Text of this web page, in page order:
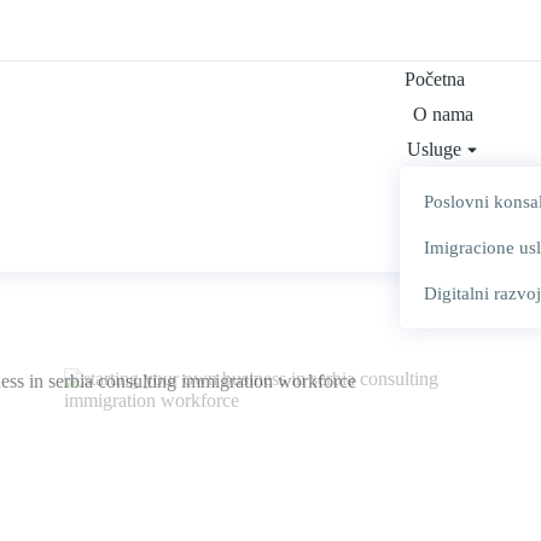
Početna
O nama
Usluge
Poslovni
Imigracione
Digitalni razvoj
English 🇬🇧